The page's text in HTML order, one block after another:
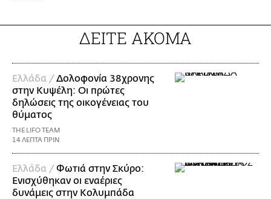
ΔΕΙΤΕ ΑΚΟΜΑ
Ελλάδα /Δολοφονία 38χρονης
στην Κυψέλη: Οι πρώτες
δηλώσεις της οικογένειας του
θύματος
THE LIFO TEAM
14 ΛΕΠΤΑ ΠΡΙΝ
Ελλάδα /Φωτιά στην Σκύρο:
Ενισχύθηκαν οι εναέριες
δυνάμεις στην Κολυμπάδα